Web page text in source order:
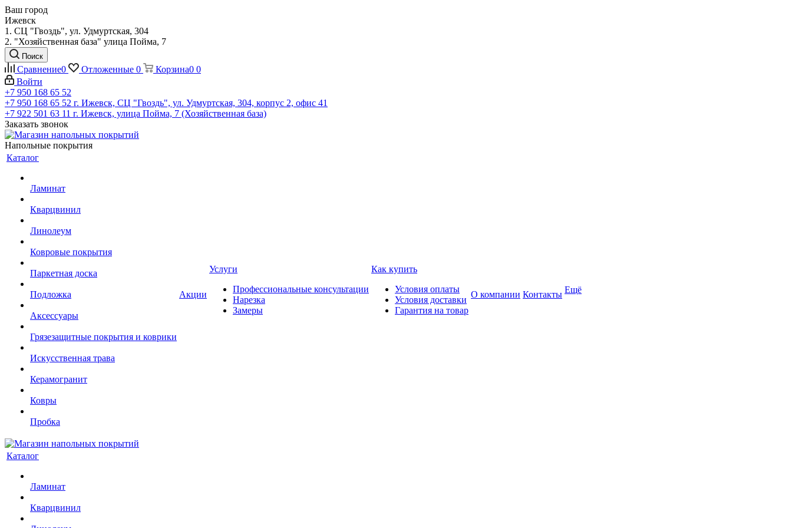
Ваш город
Ижевск
1. СЦ "Гвоздь", ул. Удмуртская, 304
2. "Хозяйственная база" улица Пойма, 7
Поиск
Сравнение0 Отложенные 0 Корзина0 0
Войти
+7 950 168 65 52
+7 950 168 65 52 г. Ижевск, СЦ "Гвоздь", ул. Удмуртская, 304, корпус 2, офис 41
+7 922 501 63 11 г. Ижевск, улица Пойма, 7 (Хозяйственная база)
Заказать звонок
Напольные покрытия
Каталог
Ламинат
Кварцвинил
Линолеум
Ковровые покрытия
Паркетная доска
Подложка
Аксессуары
Грязезащитные покрытия и коврики
Искусственная трава
Керамогранит
Ковры
Пробка
Акции
Услуги
Профессиональные консультации
Нарезка
Замеры
Как купить
Условия оплаты
Условия доставки
Гарантия на товар
О компании Контакты Ещё
Каталог
Ламинат
Кварцвинил